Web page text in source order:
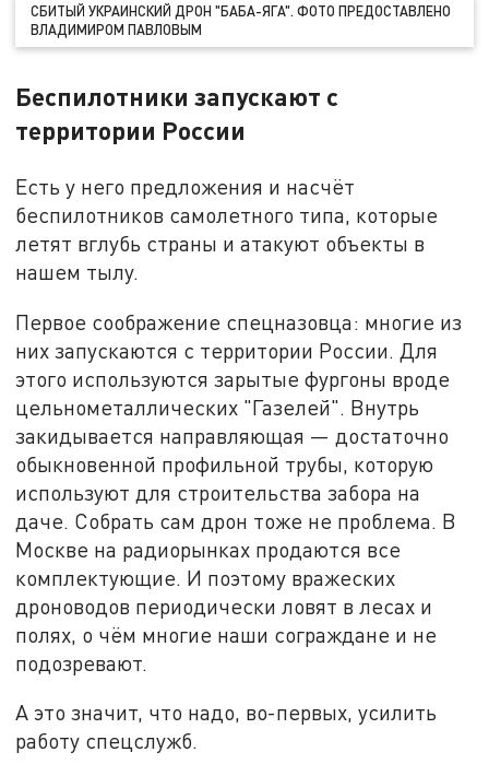
СБИТЫЙ УКРАИНСКИЙ ДРОН "БАБА-ЯГА". ФОТО ПРЕДОСТАВЛЕНО
ВЛАДИМИРОМ ПАВЛОВЫМ
Беспилотники запускают с
территории России
Есть у него предложения и насчёт
беспилотников самолетного типа, которые
летят вглубь страны и атакуют объекты в
нашем тылу.
Первое соображение спецназовца: многие из
них запускаются с территории России. Для
этого используются зарытые фургоны вроде
цельнометаллических "Газелей". Внутрь
закидывается направляющая — достаточно
обыкновенной профильной трубы, которую
используют для строительства забора на
даче. Собрать сам дрон тоже не проблема. В
Москве на радиорынках продаются все
комплектующие. И поэтому вражеских
дроноводов периодически ловят в лесах и
полях, о чём многие наши сограждане и не
подозревают.
А это значит, что надо, во-первых, усилить
работу спецслужб.